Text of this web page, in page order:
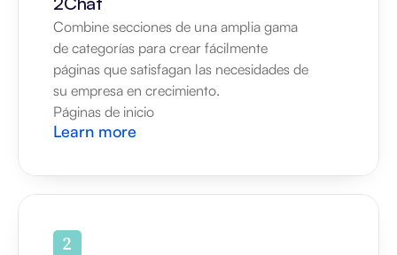
Combine secciones de una amplia gama
de categorías para crear fácilmente
páginas que satisfagan las necesidades de
su empresa en crecimiento.
Páginas de inicio
Learn more